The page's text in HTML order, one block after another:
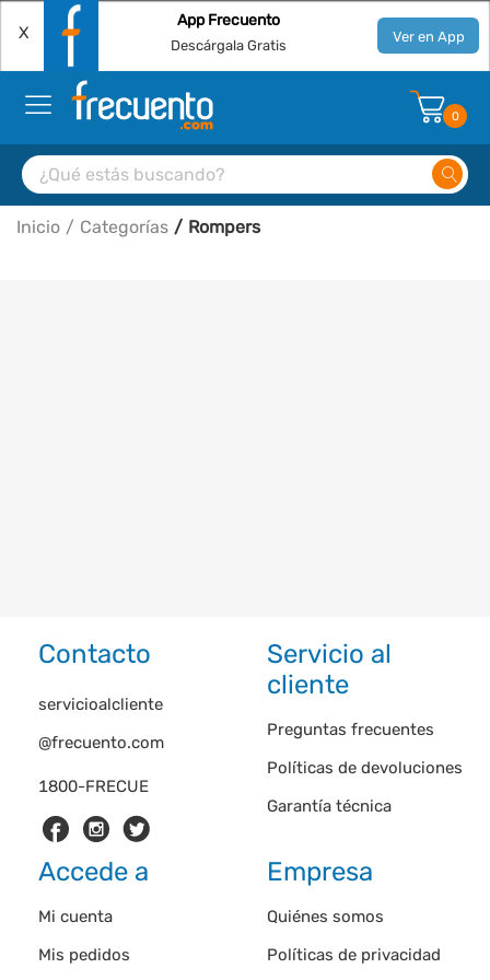
X
App Frecuento
Descárgala Gratis Ver en App
0
Inicio Categorías Rompers
Contacto
1800-FRECUE
servicioalcliente
@frecuento.com
Servicio al
cliente
Preguntas frecuentes
Políticas de devoluciones
Garantía técnica
Accede a
Mi cuenta
Mis pedidos
Empresa
Quiénes somos
Políticas de privacidad